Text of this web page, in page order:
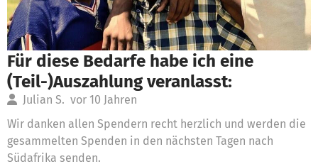
Für diese Bedarfe habe ich eine
(Teil-)Auszahlung veranlasst:
Julian S. vor 10 Jahren
Wir danken allen Spendern recht herzlich und werden die
gesammelten Spenden in den nächsten Tagen nach
Südafrika senden.